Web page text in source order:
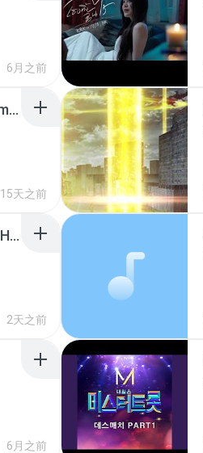
6月之前
[Witanime.com] R0NSNHRS EP 04 HD.mp4
15天之前
[Witanime.com] TSTJWGCDMS EP 07 HD.mp4
2天之前
6月之前